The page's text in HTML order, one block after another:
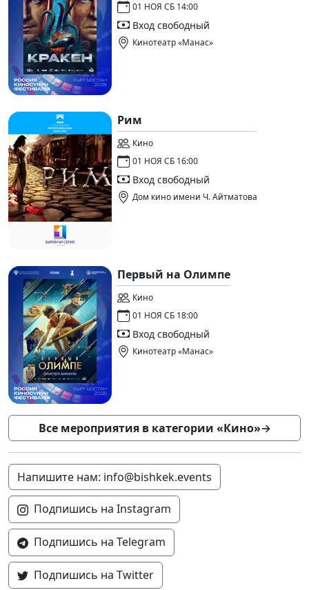
01 НОЯ СБ 14:00
Вход свободный
Кинотеатр «Манас»
Рим
Кино
01 НОЯ СБ 16:00
Вход свободный
Дом кино имени Ч. Айтматова
Первый на Олимпе
Кино
01 НОЯ СБ 18:00
Вход свободный
Кинотеатр «Манас»
Все мероприятия в категории «Кино»→
Напишите нам: info@bishkek.events
Подпишись на Instagram
Подпишись на Telegram
Подпишись на Twitter